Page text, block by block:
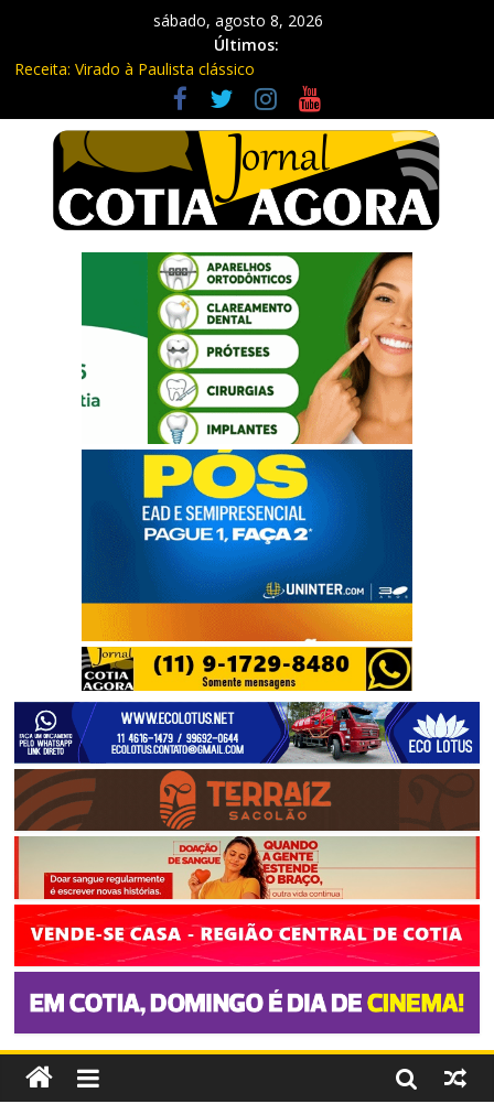
sábado, agosto 8, 2026
Últimos:
Receita: Virado à Paulista clássico
Ladrão de farmácia e procurado por maus-tratos são presos em
Vargem Grande Paulista
Cine Sustentável traz cinema ao ar livre e educação ambiental
para Vargem Grande
WhatsApp vai parar de funcionar em vários celulares antigos em
setembro